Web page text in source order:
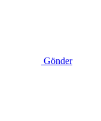
Gönder